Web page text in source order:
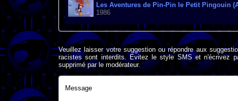
Les Aventures de Pin-Pin le Petit Pingouin
1986
Veuillez laisser votre suggestion ou répondre aux
racistes sont interdits. Evitez le style SMS et n'écrivez
supprimé par le modérateur.
Message